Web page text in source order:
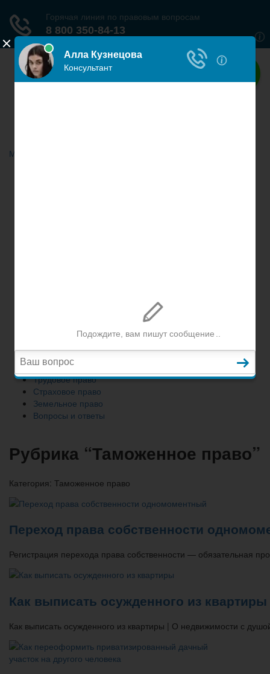
Наше право
Меню
Гражданское право
Трудовое право
Страховое право
Земельное право
Вопросы и ответы
Рубрика “Таможенное право”
Категория: Таможенное право
Переход права собственности
Регистрация перехода права собственности — обязательная
Как выписать осужденного из квартиры
Как выписать осужденного из квартиры | О недвижимости с